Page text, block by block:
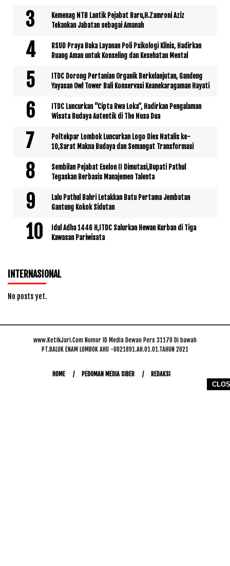
Kemenag NTB Lantik Pejabat Baru,H.Zamroni Aziz
Tekankan Jabatan sebagai Amanah
RSUD Praya Buka Layanan Poli Psikologi Klinis, Hadirkan
Ruang Aman untuk Konseling dan Kesehatan Mental
ITDC Dorong Pertanian Organik Berkelanjutan, Gandeng
Yayasan Owl Tower Bali Konservasi Keanekaragaman Hayati
ITDC Luncurkan “Cipta Rwa Loka”, Hadirkan Pengalaman
Wisata Budaya Autentik di The Nusa Dua
Poltekpar Lombok Luncurkan Logo Dies Natalis ke-
10,Sarat Makna Budaya dan Semangat Transformasi
Sembilan Pejabat Eselon II Dimutasi,Bupati Pathul
Tegaskan Berbasis Manajemen Talenta
Lalu Pathul Bahri Letakkan Batu Pertama Jembatan
Gantung Kokok Sidutan
Idul Adha 1446 H,ITDC Salurkan Hewan Kurban di Tiga
Kawasan Pariwisata
INTERNASIONAL
No posts yet.
www.KetikJari.Com Nomor ID Media Dewan Pers 31170 Di bawah
PT.BALUK ENAM LOMBOK AHU -0021891.AH.01.01.TAHUN 2021
HOME PEDOMAN MEDIA SIBER REDAKSI